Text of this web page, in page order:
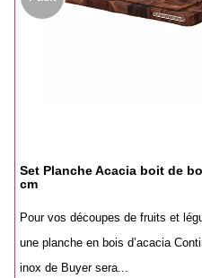
Set Planche Acacia boit de
cm
Pour vos découpes de fruits et
une planche en bois d’acacia
inox de Buyer sera...